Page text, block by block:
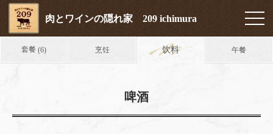
肉とワインの隠れ家 209 ichimura
套餐(6) 烹饪 饮料 午餐
啤酒